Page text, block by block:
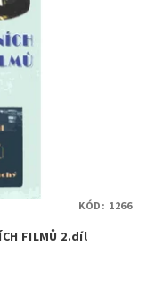
FILMŮ 2.díl
KÓD: 1266